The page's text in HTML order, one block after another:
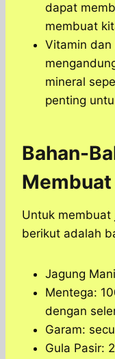
dapat
membuat
Vitamin dan
mineral
penting
Bahan-
Untuk membuat
berikut adalah
Jagung
Mentega:
dengan
Garam:
Gula Pasir: